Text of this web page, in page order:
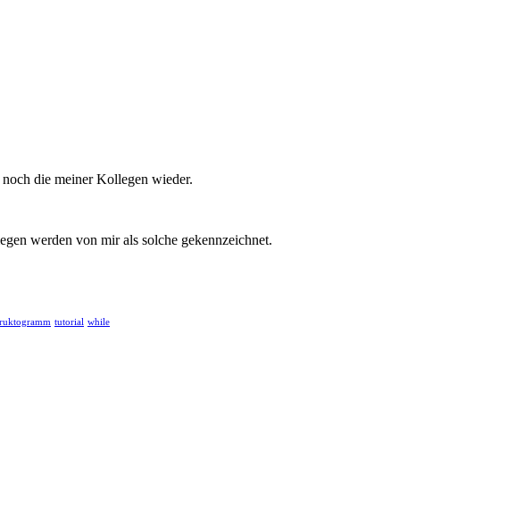
die meiner Kollegen wieder.
werden von mir als solche gekennzeichnet.
tutorial while